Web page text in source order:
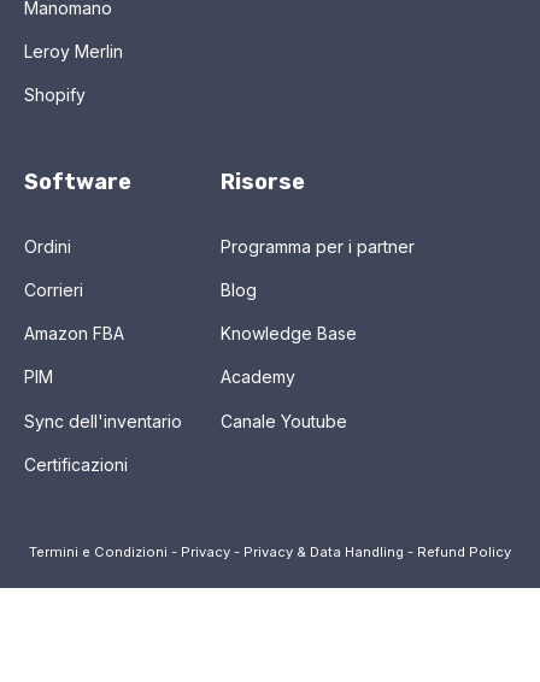
Manomano
Leroy Merlin
Shopify
Software
Ordini
Corrieri
Amazon FBA
PIM
Sync dell'inventario
Certificazioni
Risorse
Programma per i partner
Blog
Knowledge Base
Academy
Canale Youtube
Termini e Condizioni - Privacy - Privacy & Data Handling - Refund Policy